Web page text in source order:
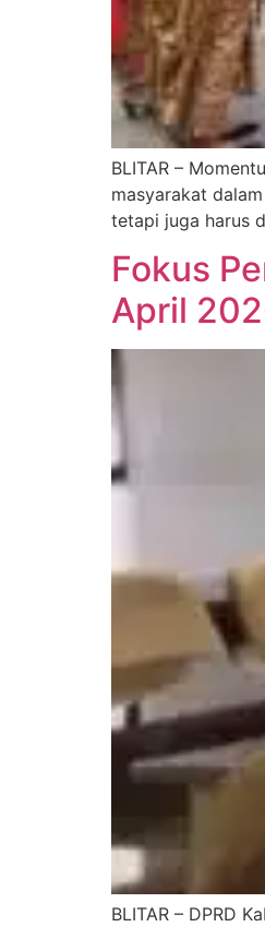
BLITAR –
masyarakat
tetapi juga harus
Fokus
April
BLITAR – DPRD